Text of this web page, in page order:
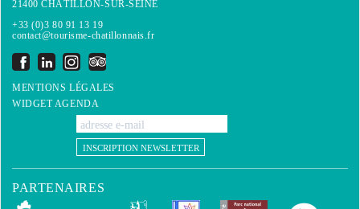
21400 CHÂTILLON-SUR-SEINE
+33 (0)3 80 91 13 19
contact@tourisme-chatillonnais.fr
MENTIONS LÉGALES
WIDGET AGENDA
INSCRIPTION NEWSLETTER
PARTENAIRES